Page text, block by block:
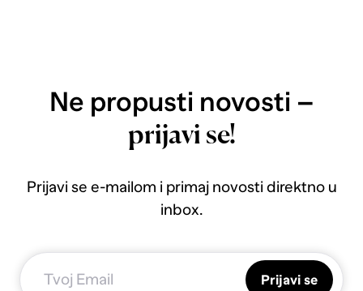
Ne propusti novosti –
prijavi se!
Prijavi se e-mailom i primaj novosti direktno u
inbox.
Prijavi se